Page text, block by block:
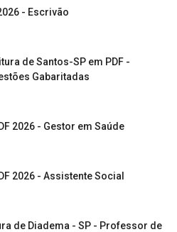
- Escrivão
de Santos-SP em PDF -
Gabaritadas
2026 - Gestor em Saúde
2026 - Assistente Social
de Diadema - SP - Professor de